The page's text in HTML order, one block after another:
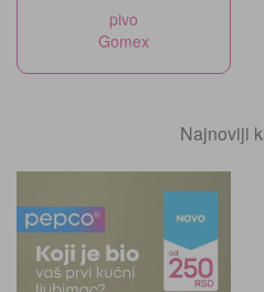
pivo
Gomex
Najnoviji